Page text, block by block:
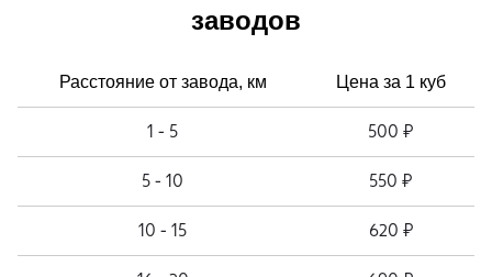
заводов
Расстояние от завода, км Цена за 1 куб
1 - 5 500 ₽
5 - 10 550 ₽
10 - 15 620 ₽